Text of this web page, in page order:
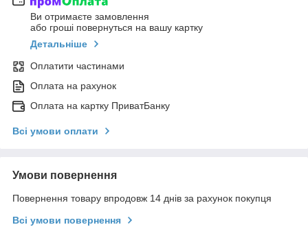
Ви отримаєте замовлення
або гроші повернуться на вашу картку
Детальніше
Оплатити частинами
Оплата на рахунок
Оплата на картку ПриватБанку
Всі умови оплати
Умови повернення
Повернення товару впродовж 14 днів за рахунок покупця
Всі умови повернення